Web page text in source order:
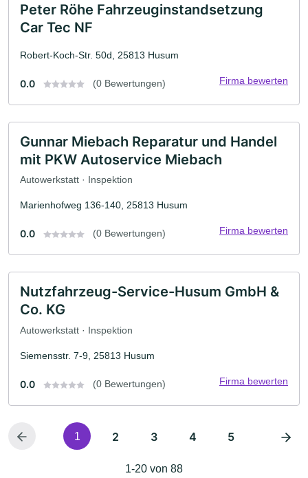
Peter Röhe Fahrzeuginstandsetzung
Car Tec NF
Robert-Koch-Str. 50d, 25813 Husum
0.0 (0 Bewertungen) Firma bewerten
Gunnar Miebach Reparatur und Handel
mit PKW Autoservice Miebach
Autowerkstatt · Inspektion
Marienhofweg 136-140, 25813 Husum
0.0 (0 Bewertungen) Firma bewerten
Nutzfahrzeug-Service-Husum GmbH &
Co. KG
Autowerkstatt · Inspektion
Siemensstr. 7-9, 25813 Husum
0.0 (0 Bewertungen) Firma bewerten
1 2 3 4 5
1-20 von 88